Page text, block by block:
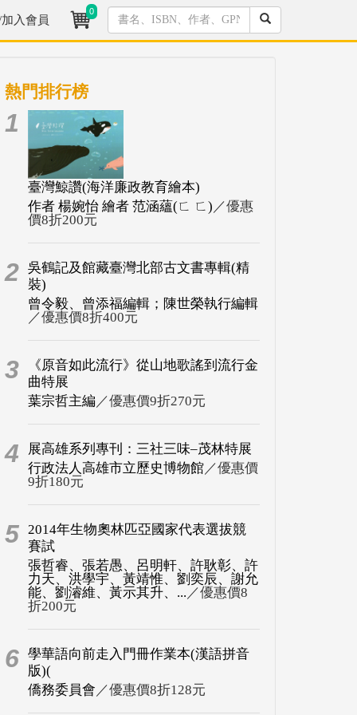
入會員
0
熱門排行榜
1
臺灣鯨讚(海洋廉政教育繪本)
作者 楊婉怡 繪者 范涵蘊(ㄈ ㄈ) ／優惠
價8折200元
2 吳鶴記及館藏臺灣北部古文書專輯(精
裝)
曾令毅、曾添福編輯；陳世榮執行編輯
／優惠價8折400元
3
《原音如此流行》從山地歌謠到流行金
曲特展
葉宗哲主編 ／優惠價9折270元
4
展高雄系列專刊：三社三味–茂林特展
行政法人高雄市立歷史博物館／優惠價
9折180元
5 2014年生物奧林匹亞國家代表選拔競
賽試
張哲睿、張若愚、呂明軒、許耿彰、許
力天、洪學宇、黃靖惟、劉奕辰、謝允
能、劉濬維、黃示其升、... ／優惠價8
折200元
6 學華語向前走入門冊作業本(漢語拼音
版)(
僑務委員會 ／優惠價8折128元